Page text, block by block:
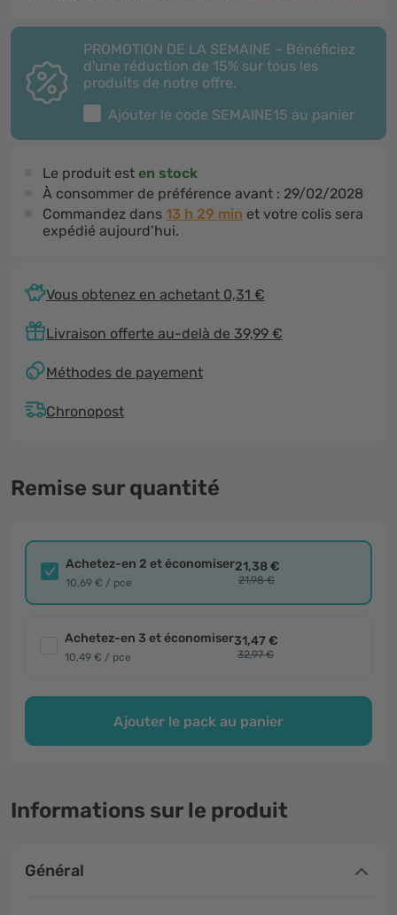
PROMOTION DE LA SEMAINE – Bénéficiez
d'une réduction de 15% sur tous les
produits de notre offre.
Ajouter le code SEMAINE15 au panier
Le produit est en stock
À consommer de préférence avant : 29/02/2028
Commandez dans 13 h 29 min et votre colis sera
expédié aujourd’hui.
Vous obtenez en achetant 0,31 €
Livraison offerte au-delà de 39,99 €
Méthodes de payement
Chronopost
Remise sur quantité
Achetez-en 2 et économiser
10,69 € / pce
21,38 €
21,98 €
Achetez-en 3 et économiser
10,49 € / pce
31,47 €
32,97 €
Ajouter le pack au panier
Informations sur le produit
Général